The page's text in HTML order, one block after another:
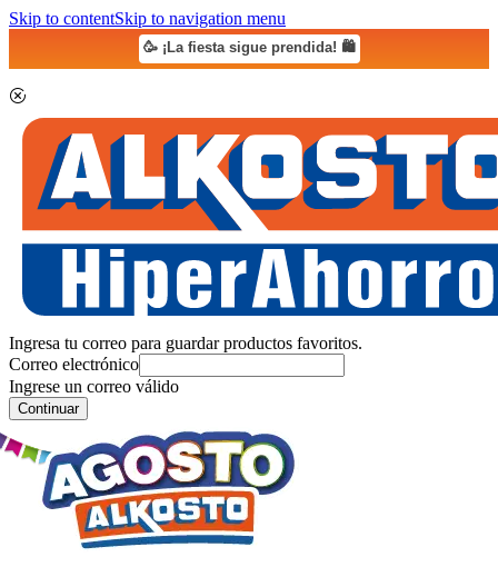
Skip to contentSkip to navigation menu
🥳 ¡La fiesta sigue prendida! 🛍️
Ingresa tu correo para guardar productos favoritos.
Correo electrónico
Ingrese un correo válido
Continuar